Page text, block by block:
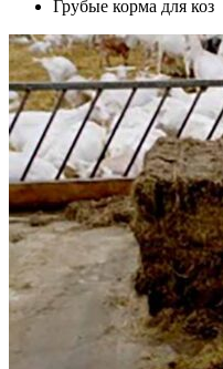
Грубые корма для коз